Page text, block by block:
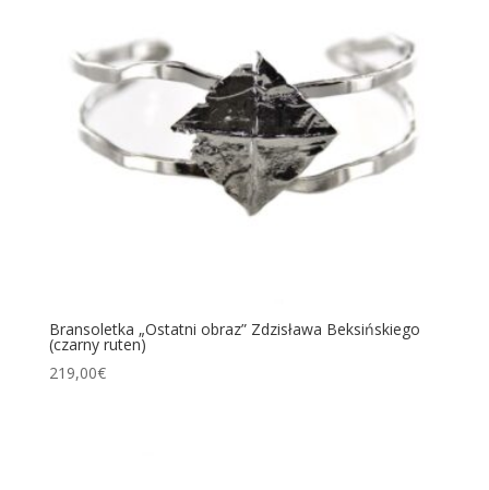
Bransoletka „Ostatni obraz” Zdzisława Beksińskiego
(czarny ruten)
219,00€